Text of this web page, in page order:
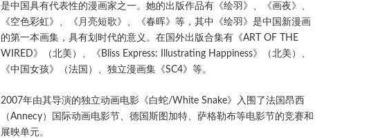
是中国具有代表性的漫画家之一。她的出版作品有《绘羽》、《画夜》、
《空色彩虹》、《月亮短歌》、《春晖》等，其中《绘羽》是中国新漫画
的第一本画集，具有划时代的意义。在国外出版合集有《ART OF THE
WIRED》（北美）、《Bliss Express: Illustrating Happiness》（北美）、
《中国女孩》（法国）、独立漫画集《SC4》等。
2007年由其导演的独立动画电影《白蛇/White Snake》入围了法国昂西
（Annecy）国际动画电影节、德国斯图加特、萨格勒布等电影节的竞赛和
展映单元。